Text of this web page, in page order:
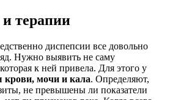
терапии
диспепсии все довольно
Нужно выявить не саму
к ней привела. Для этого у
крови, мочи и кала. Определяют,
не превышены ли показатели